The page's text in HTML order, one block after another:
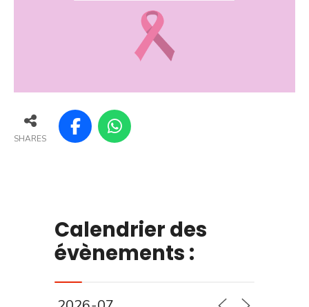
SHARES
Calendrier des
évènements :